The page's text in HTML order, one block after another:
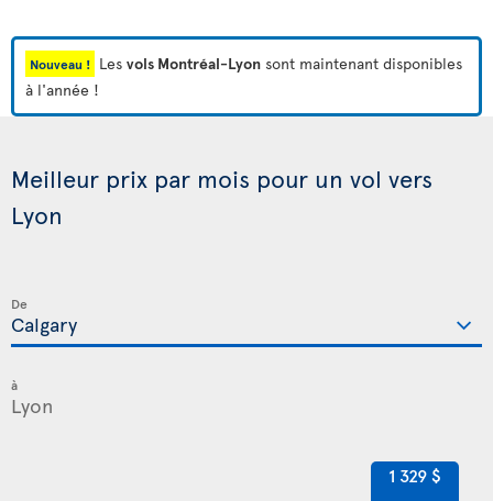
Nouveau ! Les vols Montréal-Lyon sont maintenant disponibles
à l'année !
Meilleur prix par mois pour un vol vers
Lyon
De
à
1 329 $